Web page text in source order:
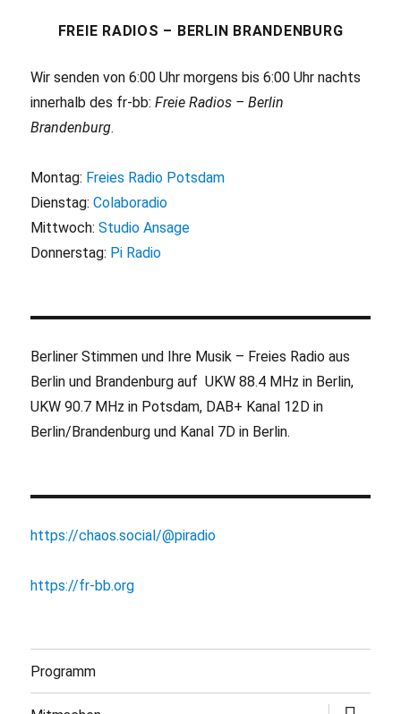
FREIE RADIOS – BERLIN BRANDENBURG
Wir senden von 6:00 Uhr morgens bis 6:00 Uhr nachts
innerhalb des fr-bb:Freie Radios – Berlin
Brandenburg.
Montag: Freies Radio Potsdam
Dienstag:Colaboradio
Mittwoch:Studio Ansage
Donnerstag: Pi Radio
Berliner Stimmen und Ihre Musik – Freies Radio aus
Berlin und Brandenburg auf UKW 88.4 MHz in Berlin,
UKW 90.7 MHz in Potsdam, DAB+ Kanal 12D in
Berlin/Brandenburg und Kanal 7D in Berlin.
https://chaos.social/@piradio
https://fr-bb.org
Programm